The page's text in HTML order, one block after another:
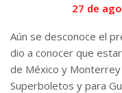
27 de
Aún se desconoce el
dio a conocer que
de México y
Superboletos y para